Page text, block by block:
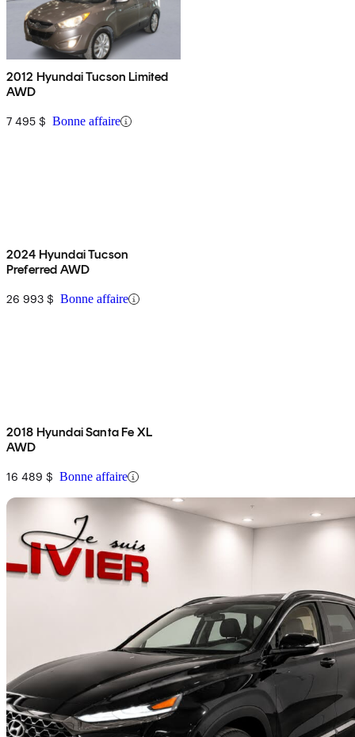
2012 Hyundai Tucson Limited
AWD
7 495 $ Bonne affaire
2024 Hyundai Tucson
Preferred AWD
26 993 $ Bonne affaire
2018 Hyundai Santa Fe XL
AWD
16 489 $ Bonne affaire
2020 Hyundai Santa Fe